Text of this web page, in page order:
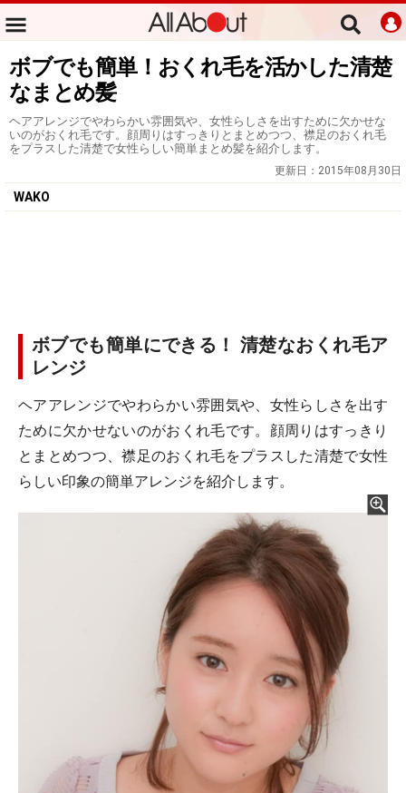
ボブでも簡単！おくれ毛を活かした清楚
なまとめ髪
ヘアアレンジでやわらかい雰囲気や、女性らしさを出すために欠かせな
いのがおくれ毛です。顔周りはすっきりとまとめつつ、襟足のおくれ毛
をプラスした清楚で女性らしい簡単まとめ髪を紹介します。
更新日： 2015年08月30日
WAKO
ボブでも簡単にできる！ 清楚なおくれ毛ア
レンジ
ヘアアレンジでやわらかい雰囲気や、女性らしさを出す
ために欠かせないのがおくれ毛です。顔周りはすっきり
とまとめつつ、襟足のおくれ毛をプラスした清楚で女性
らしい印象の簡単アレンジを紹介します。